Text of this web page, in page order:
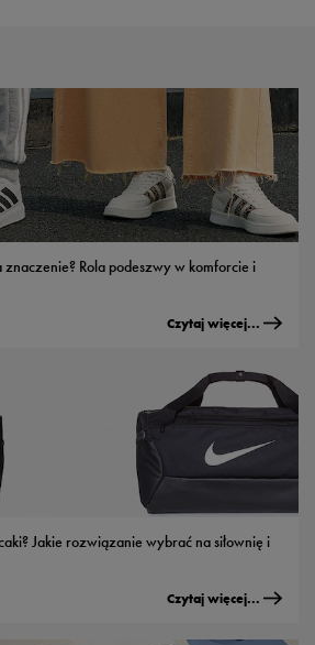
Rola podeszwy w komforcie i
Czytaj więcej...
Jakie rozwiązanie wybrać na siłownię i
Czytaj więcej...